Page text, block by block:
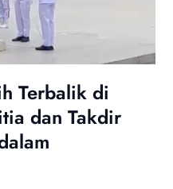
Terbalik di
dan Takdir